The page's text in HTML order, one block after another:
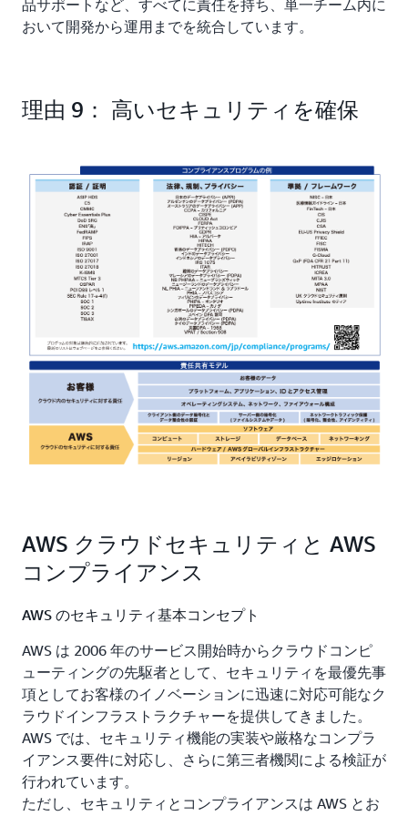
品サポートなど、すべてに責任を持ち、単一チーム内に
おいて開発から運用までを統合しています。
理由 9： 高いセキュリティを確保
AWS クラウドセキュリティと AWS
コンプライアンス
AWS のセキュリティ基本コンセプト
AWS は 2006 年のサービス開始時からクラウドコンピ
ューティングの先駆者として、セキュリティを最優先事
項としてお客様のイノベーションに迅速に対応可能なク
ラウドインフラストラクチャーを提供してきました。
AWS では、セキュリティ機能の実装や厳格なコンプラ
イアンス要件に対応し、さらに第三者機関による検証が
行われています。
ただし、セキュリティとコンプライアンスは AWS とお